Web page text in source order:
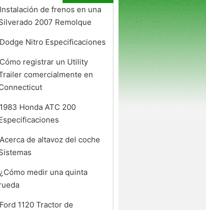
Instalación de frenos en una
2007 Remolque
Dodge Nitro Especificaciones
Cómo registrar un Utility
comercialmente en
1983 Honda ATC 200
Acerca de altavoz del coche
¿Cómo medir una quinta
Ford 1120 Tractor de